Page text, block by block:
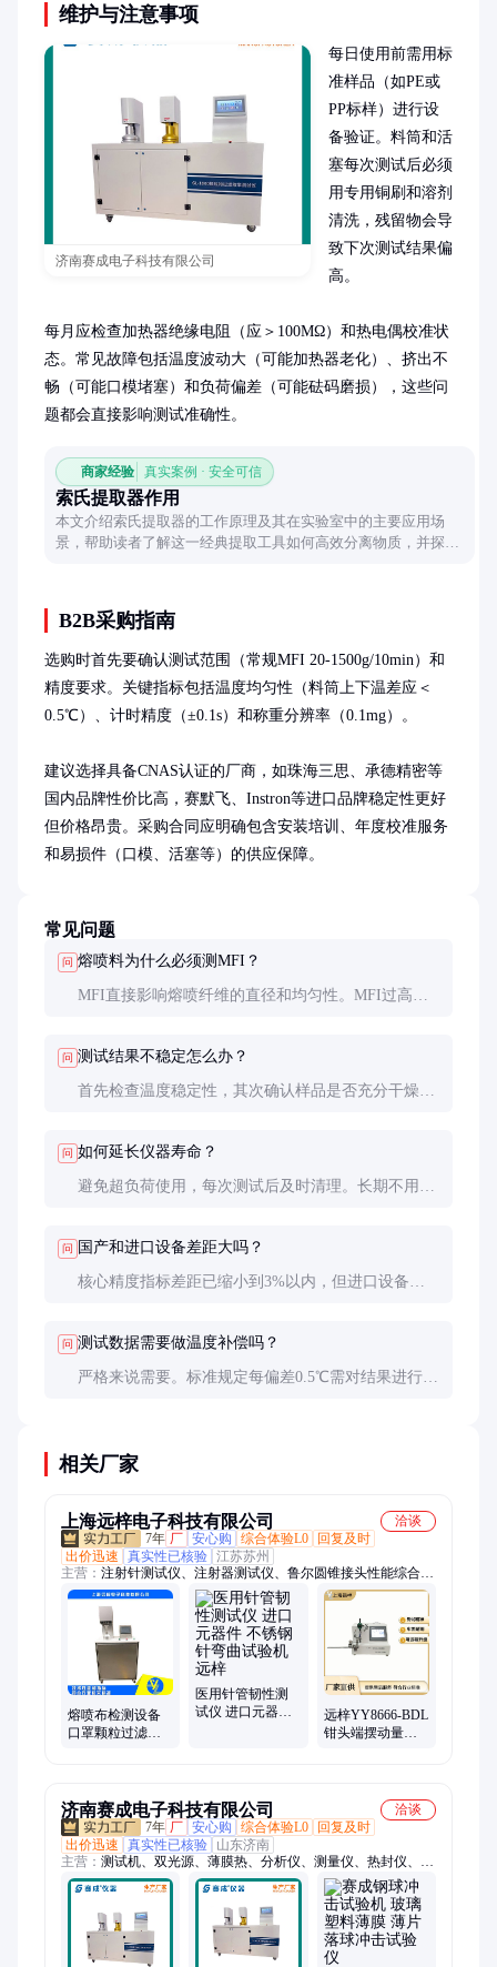
维护与注意事项
济南赛成电子科技有限公司
每日使用前需用标
准样品（如PE或
PP标样）进行设
备验证。料筒和活
塞每次测试后必须
用专用铜刷和溶剂
清洗，残留物会导
致下次测试结果偏
高。
每月应检查加热器绝缘电阻（应＞100MΩ）和热电偶校准状
态。常见故障包括温度波动大（可能加热器老化）、挤出不
畅（可能口模堵塞）和负荷偏差（可能砝码磨损），这些问
题都会直接影响测试准确性。
商家经验 真实案例 · 安全可信
索氏提取器作用
本文介绍索氏提取器的工作原理及其在实验室中的主要应用场
景，帮助读者了解这一经典提取工具如何高效分离物质，并探讨
B2B采购指南
选购时首先要确认测试范围（常规MFI 20-1500g/10min）和
精度要求。关键指标包括温度均匀性（料筒上下温差应＜
0.5℃）、计时精度（±0.1s）和称重分辨率（0.1mg）。
建议选择具备CNAS认证的厂商，如珠海三思、承德精密等
国内品牌性价比高，赛默飞、Instron等进口品牌稳定性更好
但价格昂贵。采购合同应明确包含安装培训、年度校准服务
和易损件（口模、活塞等）的供应保障。
常见问题
问 熔喷料为什么必须测MFI？
MFI直接影响熔喷纤维的直径和均匀性。MFI过高会
问 测试结果不稳定怎么办？
首先检查温度稳定性，其次确认样品是否充分干燥
问 如何延长仪器寿命？
避免超负荷使用，每次测试后及时清理。长期不用时
问 国产和进口设备差距大吗？
核心精度指标差距已缩小到3%以内，但进口设备在
问 测试数据需要做温度补偿吗？
严格来说需要。标准规定每偏差0.5℃需对结果进行
相关厂家
上海远梓电子科技有限公司
洽谈
7年 厂 安心购 综合体验L0
回复及时
出价迅速
真实性已核验 江苏苏州
主营： 注射针测试仪、注射器测试仪、鲁尔圆锥接头性能综合测
试仪、注射器药液推挤力测试仪、抓取钳传递系数测试仪、牙钻
颈部强度测试仪、牙钻端侧刃切削试验仪、手术刀片弹性测试
仪、牙钻径向跳动测试仪、手术刀片锋利度测试仪、牙科治疗机
压头损失测试仪、缝合线线径测试仪、针尖刺穿力测试仪、锋利
度测试仪、堵转扭矩测试仪、阴道扩张器挠度测试仪、输液器泄
漏正负压测试仪、器身密合性测试仪、针管刚性测试仪、针尖锋
利度测试仪、缝合针测试仪、鲁尔圆锥接头多功能测试仪、抓取
钳锁合啮合力测试仪、导丝抗弯曲测试仪、牙科手机综合测试台
熔喷布检测设备
口罩颗粒过滤效
医用针管韧性测
试仪 进口元器件
远梓YY8666-BDL
钳头端摆动量测
济南赛成电子科技有限公司
洽谈
7年 厂 安心购 综合体验L0
回复及时
出价迅速
真实性已核验
山东济南
主营： 测试机、双光源、薄膜热、分析仪、测量仪、热封仪、检
测仪、透湿仪、测试仪、应力仪、测定仪、试验仪、扭矩仪、密
封仪、检查台、折断力、撕裂力、测试台、柔软度、水蒸气、试
验机、pvc硬片、剥离力、抗冲击、力测试